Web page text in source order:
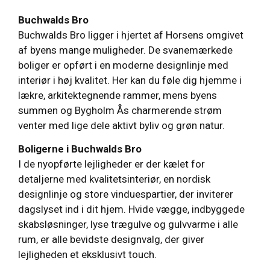
Buchwalds Bro
Buchwalds Bro ligger i hjertet af Horsens omgivet
af byens mange muligheder. De svanemærkede
boliger er opført i en moderne designlinje med
interiør i høj kvalitet. Her kan du føle dig hjemme i
lækre, arkitektegnende rammer, mens byens
summen og Bygholm Ås charmerende strøm
venter med lige dele aktivt byliv og grøn natur.
Boligerne i Buchwalds Bro
I de nyopførte lejligheder er der kælet for
detaljerne med kvalitetsinteriør, en nordisk
designlinje og store vinduespartier, der inviterer
dagslyset ind i dit hjem. Hvide vægge, indbyggede
skabsløsninger, lyse trægulve og gulvvarme i alle
rum, er alle bevidste designvalg, der giver
lejligheden et eksklusivt touch.